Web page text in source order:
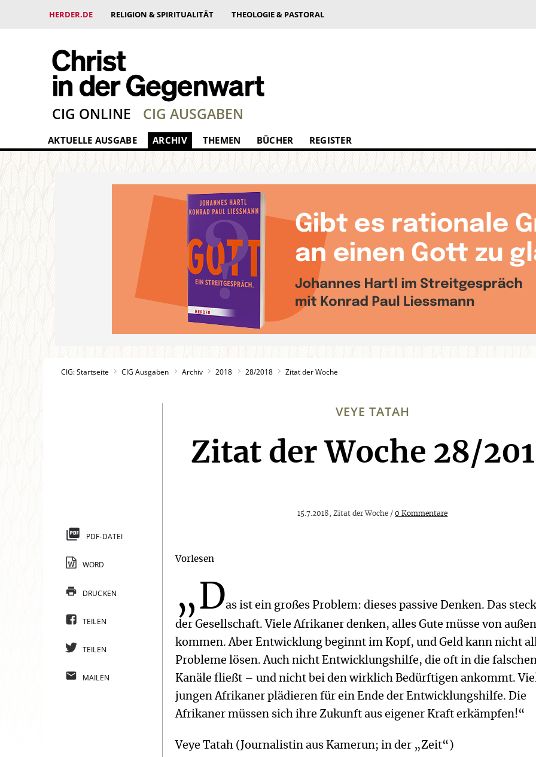
HERDER.DE RELIGION & SPIRITUALITÄT THEOLOGIE & PASTORAL
CIG ONLINE CIG AUSGABEN
AKTUELLE AUSGABE ARCHIV THEMEN BÜCHER REGISTER
CIG: Startseite CIG Ausgaben Archiv 2018 28/2018 Zitat der Woche
VEYE TATAH
:
Zitat der Woche 28/
15.7.2018, Zitat der Woche /0 Kommentare
Vorlesen
„Das ist ein großes Problem: dieses passive Denken. Das
der Gesellschaft. Viele Afrikaner denken, alles Gute müsse von
kommen. Aber Entwicklung beginnt im Kopf, und Geld kann nicht
Probleme lösen. Auch nicht Entwicklungshilfe, die oft in die
Kanäle fließt – und nicht bei den wirklich Bedürftigen ankommt.
jungen Afrikaner plädieren für ein Ende der Entwicklungshilfe. Die
Afrikaner müssen sich ihre Zukunft aus eigener Kraft erkämpfen!“
Veye Tatah (Journalistin aus Kamerun; in der „Zeit“)
PDF-DATEI
WORD
DRUCKEN
TEILEN
TEILEN
MAILEN